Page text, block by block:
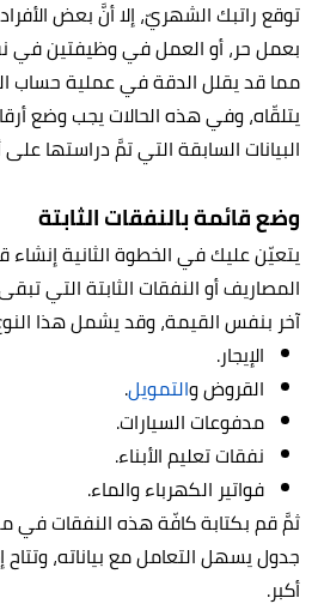
توقع راتبك الشهريّ، إلا أنَّ بعض
بعمل حر، أو العمل في وظيفتين في
مما قد يقلل الدقة في عملية حساب
يتلقّاه، وفي هذه الحالات يجب وضع
البيانات السابقة التي تمَّ دراستها
وضع قائمة بالنفقات الثابتة
يتعيّن عليك في الخطوة الثانية إنشاء
المصاريف أو النفقات الثابتة التي
آخر بنفس القيمة، وقد يشمل هذا
الإيجار.
القروض والتمويل.
مدفوعات السيارات.
نفقات تعليم الأبناء.
فواتير الكهرباء والماء.
ثمَّ قم بكتابة كافّة هذه النفقات في
جدول يسهل التعامل مع بياناته،
أكبر.